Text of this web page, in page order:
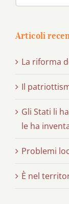
Articoli
La riforma
Il
Gli Stati li
le ha
Problemi
È nel